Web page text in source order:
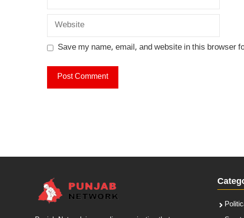
Website
Save my name, email, and website in this browser